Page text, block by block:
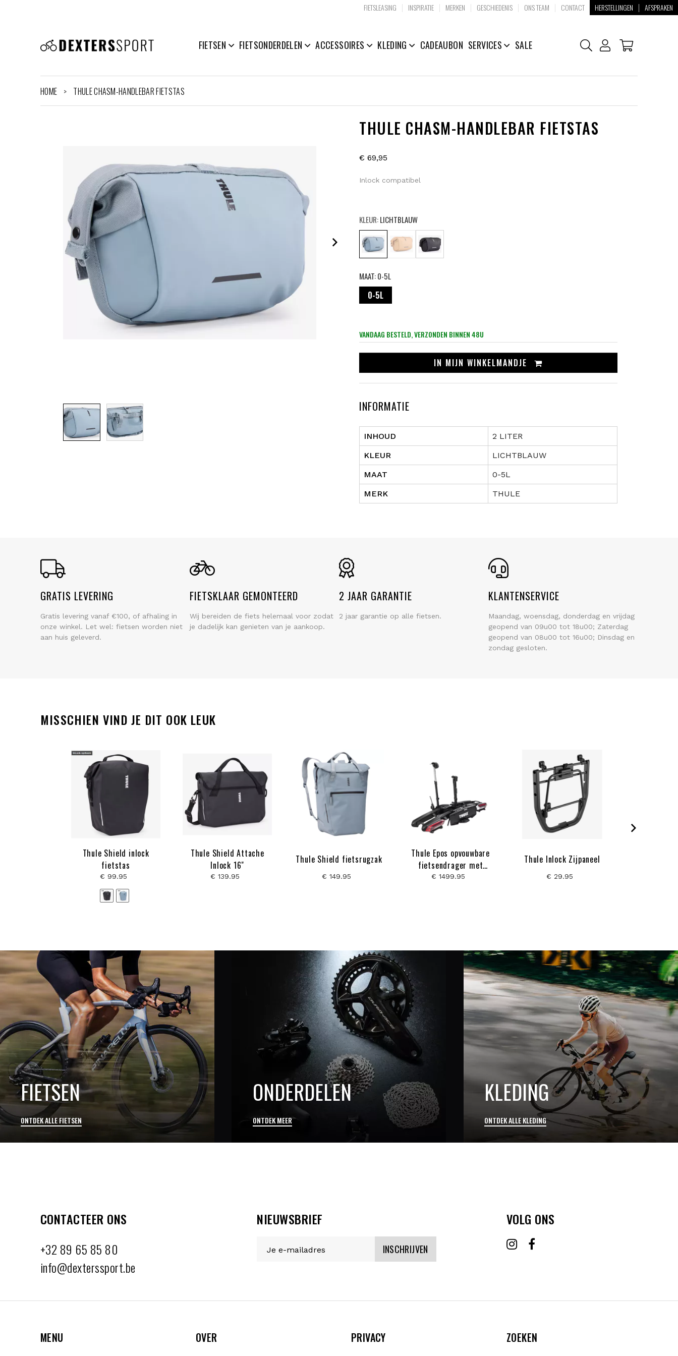
FIETSLEASING | INSPIRATIE | MERKEN | GESCHIEDENIS | ONS TEAM | CONTACT HERSTELLINGEN | AFSPRAKEN
FIETSEN FIETSONDERDELEN ACCESSOIRES KLEDING CADEAUBON SERVICES SALE
HOME > THULE CHASM-HANDLEBAR FIETSTAS
THULE CHASM-HANDLEBAR FIETSTAS
€ 69,95
Inlock compatibel
KLEUR:LICHTBLAUW
MAAT:0-5L
0-5L
VANDAAG BESTELD, VERZONDEN BINNEN 48U
IN MIJN WINKELMANDJE
INFORMATIE
INHOUD
2 LITER
KLEUR
LICHTBLAUW
MAAT
0-5L
MERK
THULE
GRATIS LEVERING
Gratis levering vanaf €100, of afhaling in
onze winkel. Let wel: fietsen worden niet
aan huis geleverd.
FIETSKLAAR GEMONTEERD
Wij bereiden de fiets helemaal voor zodat
je dadelijk kan genieten van je aankoop.
2 JAAR GARANTIE
2 jaar garantie op alle fietsen.
KLANTENSERVICE
Maandag, woensdag, donderdag en vrijdag
geopend van 09u00 tot 18u00; Zaterdag
geopend van 08u00 tot 16u00; Dinsdag en
zondag gesloten.
MISSCHIEN VIND JE DIT OOK LEUK
Thule Shield inlock
fietstas
€ 99.95
Thule Shield Attache
Inlock 16"
€ 139.95
Thule Shield fietsrugzak
€ 149.95
Thule Epos opvouwbare
fietsendrager met
parkeersensoren
€ 1499.95
Thule Inlock Zijpaneel
€ 29.95
ONTDEK ALLE FIETSEN
FIETSEN
ONTDEK MEER
ONDERDELEN
ONTDEK ALLE KLEDING
KLEDING
CONTACTEER ONS
+32 89 65 85 80
info@dexterssport.be
NIEUWSBRIEF
INSCHRIJVEN
VOLG ONS
MENU OVER PRIVACY ZOEKEN